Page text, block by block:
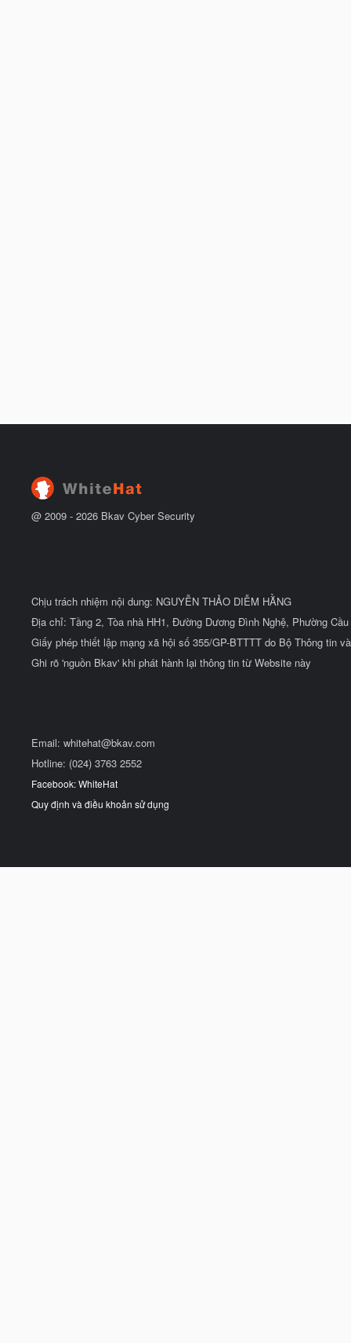
@ 2009 - 2026 Bkav Cyber Security
Chịu trách nhiệm nội dung: NGUYỄN THẢO DIỄM HẰNG
Địa chỉ: Tầng 2, Tòa nhà HH1, Đường Dương Đình Nghệ, Phường
Giấy phép thiết lập mạng xã hội số 355/GP-BTTTT do Bộ Thông tin
Ghi rõ 'nguồn Bkav' khi phát hành lại thông tin từ Website này
Email: whitehat@bkav.com
Hotline: (024) 3763 2552
Facebook: WhiteHat
Quy định và điều khoản sử dụng